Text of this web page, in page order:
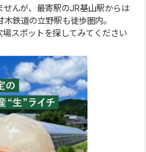
んが、最寄駅のJR基山駅からは
鉄道の立野駅も徒歩圏内。
スポットを探してみてください